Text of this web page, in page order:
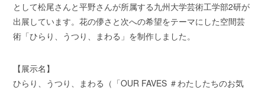
として松尾さんと平野さんが所属する九州大学芸術工学部2研が
出展しています。花の儚さと次への希望をテーマにした空間芸
術「ひらり、うつり、まわる」を制作しました。
【展示名】
ひらり、うつり、まわる（「OUR FAVES ＃わたしたちのお気